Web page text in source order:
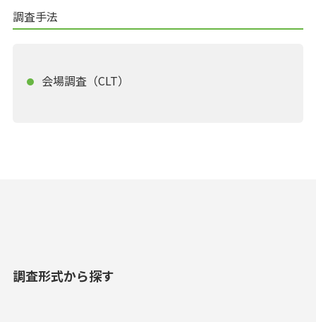
調査手法
会場調査（CLT）
調査形式から探す